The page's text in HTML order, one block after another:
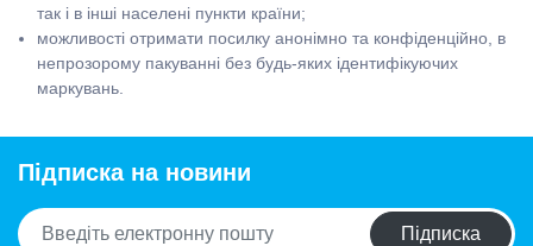
так і в інші населені пункти країни;
можливості отримати посилку анонімно та конфіденційно, в
непрозорому пакуванні без будь-яких ідентифікуючих
маркувань.
Підписка на новини
Підписка